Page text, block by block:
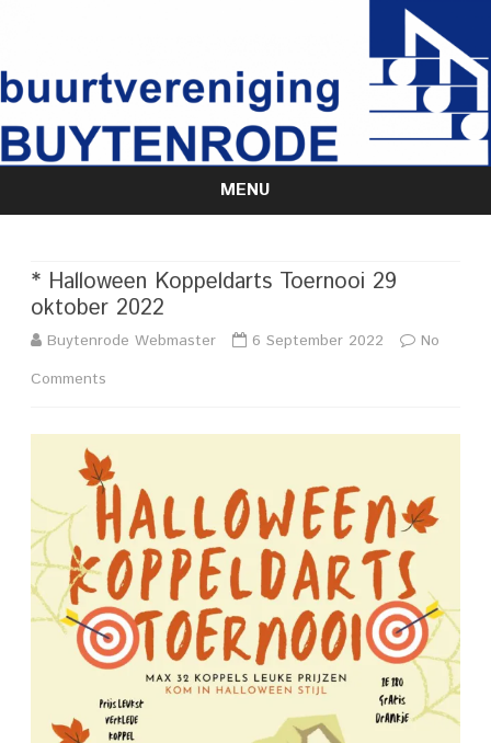
MENU
Skip
* Halloween Koppeldarts Toernooi 29
oktober 2022
Buytenrode Webmaster 6 September 2022
No
Comments
Halloween
Koppeldarts
Toernooi
29
oktober
2022